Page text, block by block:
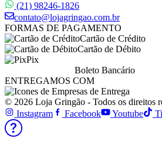
(21) 98246-1826
contato@lojagringao.com.br
FORMAS DE PAGAMENTO
Cartão de Crédito
Cartão de Débito
Pix
Boleto Bancário
ENTREGAMOS COM
© 2026 Loja Gringão - Todos os direitos
Instagram
Facebook Youtube